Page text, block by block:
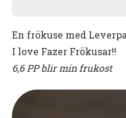
En frökuse med
I love Fazer Frökusar!!
6,6 PP blir min frukost